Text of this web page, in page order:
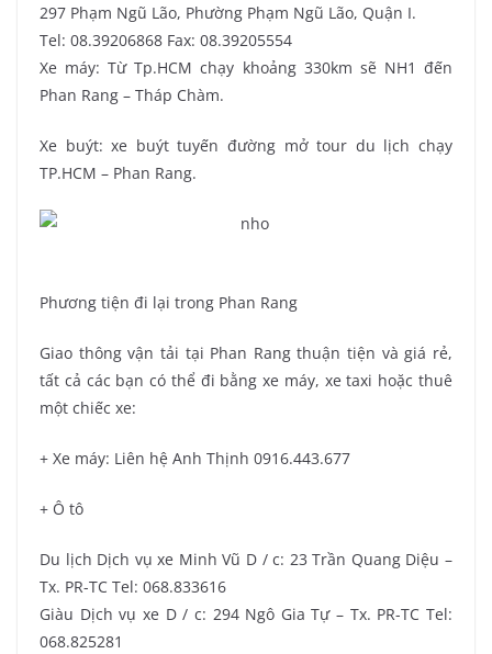
297 Phạm Ngũ Lão, Phường Phạm Ngũ Lão, Quận I.
Tel: 08.39206868 Fax: 08.39205554
Xe máy: Từ Tp.HCM chạy khoảng 330km sẽ NH1 đến
Phan Rang – Tháp Chàm.
Xe buýt: xe buýt tuyến đường mở tour du lịch chạy
TP.HCM – Phan Rang.
Phương tiện đi lại trong Phan Rang
Giao thông vận tải tại Phan Rang thuận tiện và giá rẻ,
tất cả các bạn có thể đi bằng xe máy, xe taxi hoặc thuê
một chiếc xe:
+ Xe máy: Liên hệ Anh Thịnh 0916.443.677
+ Ô tô
Du lịch Dịch vụ xe Minh Vũ D / c: 23 Trần Quang Diệu –
Tx. PR-TC Tel: 068.833616
Giàu Dịch vụ xe D / c: 294 Ngô Gia Tự – Tx. PR-TC Tel:
068.825281